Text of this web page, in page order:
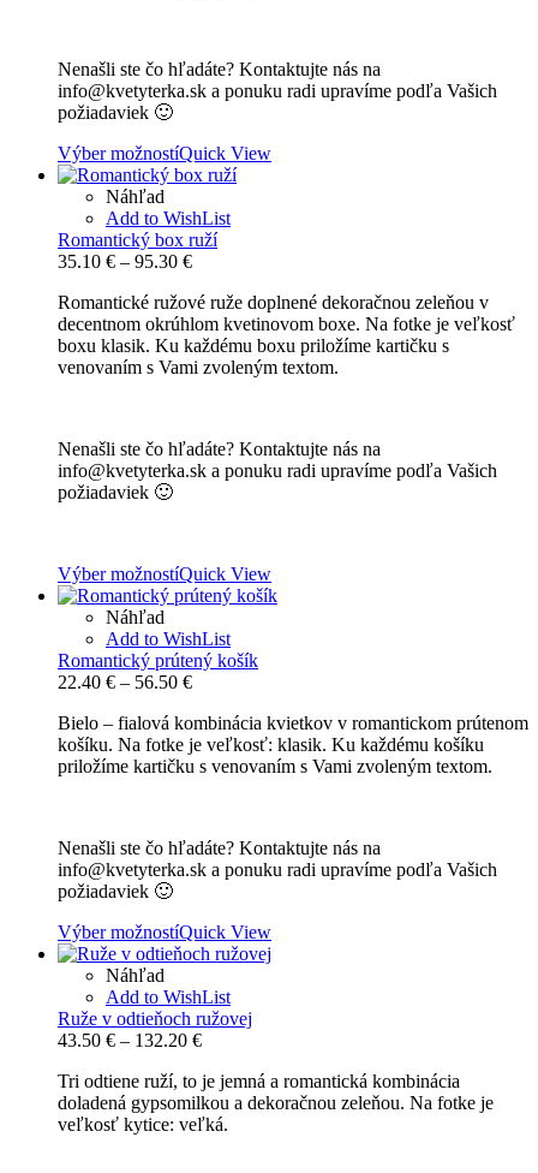
Nenašli ste čo hľadáte? Kontaktujte nás na
info@kvetyterka.sk a ponuku radi upravíme podľa Vašich
požiadaviek 🙂
Výber možnostíQuick View
Náhľad
Add to WishList
Romantický box ruží
35.10 € – 95.30 €Price
35.10 €
through
95.30 €
Romantické ružové ruže doplnené dekoračnou zeleňou v
decentnom okrúhlom kvetinovom boxe. Na fotke je veľkosť
boxu klasik. Ku každému boxu priložíme kartičku s
venovaním s Vami zvoleným textom.
Nenašli ste čo hľadáte? Kontaktujte nás na
info@kvetyterka.sk a ponuku radi upravíme podľa Vašich
požiadaviek 🙂
Výber možnostíQuick View
Náhľad
Add to WishList
Romantický prútený košík
22.40 € – 56.50 €Price
22.40 €
through
56.50 €
Bielo – fialová kombinácia kvietkov v romantickom prútenom
košíku. Na fotke je veľkosť: klasik. Ku každému košíku
priložíme kartičku s venovaním s Vami zvoleným textom.
Nenašli ste čo hľadáte? Kontaktujte nás na
info@kvetyterka.sk a ponuku radi upravíme podľa Vašich
požiadaviek 🙂
Výber možnostíQuick View
Náhľad
Add to WishList
Ruže v odtieňoch ružovej
43.50 € – 132.20 €Price
43.50 €
through
132.20 €
Tri odtiene ruží, to je jemná a romantická kombinácia
doladená gypsomilkou a dekoračnou zeleňou. Na fotke je
veľkosť kytice: veľká.